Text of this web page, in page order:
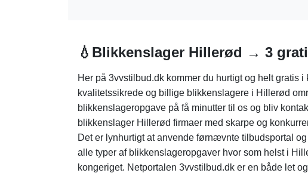
💧Blikkenslager Hillerød → 3
Her på 3vvstilbud.dk kommer du hurtigt og helt gratis i
kvalitetssikrede og billige blikkenslagere i Hillerød
blikkenslageropgave på få minutter til os og bliv
blikkenslager Hillerød firmaer med skarpe og
Det er lynhurtigt at anvende førnævnte tilbudsportal
alle typer af blikkenslageropgaver hvor som helst i
kongeriget. Netportalen 3vvstilbud.dk er en både let